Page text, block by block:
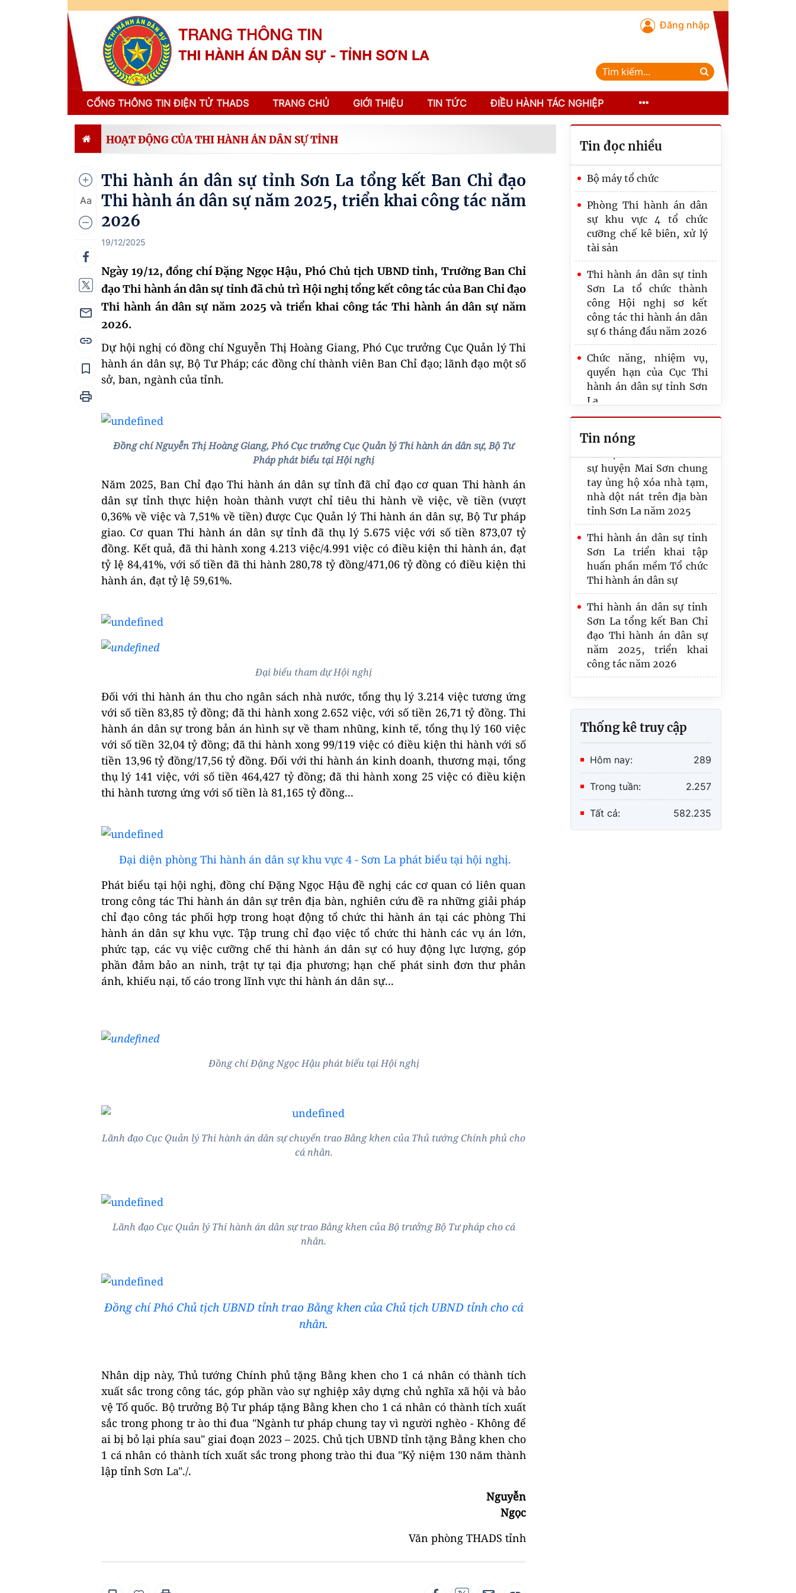
Đăng nhập
CỔNG THÔNG TIN ĐIỆN TỬ THADS TRANG CHỦ GIỚI THIỆU TIN TỨC ĐIỀU HÀNH TÁC NGHIỆP
HOẠT ĐỘNG CỦA THI HÀNH ÁN DÂN SỰ TỈNH
Aa
Thi hành án dân sự tỉnh Sơn La tổng kết Ban Chỉ đạo
Thi hành án dân sự năm 2025, triển khai công tác năm
2026
19/12/2025
Ngày 19/12, đồng chí Đặng Ngọc Hậu, Phó Chủ tịch UBND tỉnh, Trưởng Ban Chỉ
đạo Thi hành án dân sự tỉnh đã chủ trì Hội nghị tổng kết công tác của Ban Chỉ đạo
Thi hành án dân sự năm 2025 và triển khai công tác Thi hành án dân sự năm
2026.
Dự hội nghị có đồng chí Nguyễn Thị Hoàng Giang, Phó Cục trưởng Cục Quản lý Thi
hành án dân sự, Bộ Tư Pháp; các đồng chí thành viên Ban Chỉ đạo; lãnh đạo một số
sở, ban, ngành của tỉnh.
Đồng chí Nguyễn Thị Hoàng Giang, Phó Cục trưởng Cục Quản lý Thi hành án dân sự, Bộ Tư
Pháp phát biểu tại Hội nghị
Năm 2025, Ban Chỉ đạo Thi hành án dân sự tỉnh đã chỉ đạo cơ quan Thi hành án
dân sự tỉnh thực hiện hoàn thành vượt chỉ tiêu thi hành về việc, về tiền (vượt
0,36% về việc và 7,51% về tiền) được Cục Quản lý Thi hành án dân sự, Bộ Tư pháp
giao. Cơ quan Thi hành án dân sự tỉnh đã thụ lý 5.675 việc với số tiền 873,07 tỷ
đồng. Kết quả, đã thi hành xong 4.213 việc/4.991 việc có điều kiện thi hành án, đạt
tỷ lệ 84,41%, với số tiền đã thi hành 280,78 tỷ đồng/471,06 tỷ đồng có điều kiện thi
hành án, đạt tỷ lệ 59,61%.
Đại biểu tham dự Hội nghị
Đối với thi hành án thu cho ngân sách nhà nước, tổng thụ lý 3.214 việc tương ứng
với số tiền 83,85 tỷ đồng; đã thi hành xong 2.652 việc, với số tiền 26,71 tỷ đồng. Thi
hành án dân sự trong bản án hình sự về tham nhũng, kinh tế, tổng thụ lý 160 việc
với số tiền 32,04 tỷ đồng; đã thi hành xong 99/119 việc có điều kiện thi hành với số
tiền 13,96 tỷ đồng/17,56 tỷ đồng. Đối với thi hành án kinh doanh, thương mại, tổng
thụ lý 141 việc, với số tiền 464,427 tỷ đồng; đã thi hành xong 25 việc có điều kiện
thi hành tương ứng với số tiền là 81,165 tỷ đồng...
Đại diện phòng Thi hành án dân sự khu vực 4 - Sơn La phát biểu tại hội nghị.
Phát biểu tại hội nghị, đồng chí Đặng Ngọc Hậu đề nghị các cơ quan có liên quan
trong công tác Thi hành án dân sự trên địa bàn, nghiên cứu đề ra những giải pháp
chỉ đạo công tác phối hợp trong hoạt động tổ chức thi hành án tại các phòng Thi
hành án dân sự khu vực. Tập trung chỉ đạo việc tổ chức thi hành các vụ án lớn,
phức tạp, các vụ việc cưỡng chế thi hành án dân sự có huy động lực lượng, góp
phần đảm bảo an ninh, trật tự tại địa phương; hạn chế phát sinh đơn thư phản
ánh, khiếu nại, tố cáo trong lĩnh vực thi hành án dân sự...
Đồng chí Đặng Ngọc Hậu phát biểu tại Hội nghị
Lãnh đạo Cục Quản lý Thi hành án dân sự chuyển trao Bằng khen của Thủ tướng Chính phủ cho
cá nhân.
Lãnh đạo Cục Quản lý Thi hành án dân sự trao Bằng khen của Bộ trưởng Bộ Tư pháp cho cá
nhân.
Đồng chí Phó Chủ tịch UBND tỉnh trao Bằng khen của Chủ tịch UBND tỉnh cho cá
nhân.
Nhân dịp này, Thủ tướng Chính phủ tặng Bằng khen cho 1 cá nhân có thành tích
xuất sắc trong công tác, góp phần vào sự nghiệp xây dựng chủ nghĩa xã hội và bảo
vệ Tổ quốc. Bộ trưởng Bộ Tư pháp tặng Bằng khen cho 1 cá nhân có thành tích xuất
sắc trong phong tr ào thi đua "Ngành tư pháp chung tay vì người nghèo - Không để
ai bị bỏ lại phía sau" giai đoạn 2023 – 2025. Chủ tịch UBND tỉnh tặng Bằng khen cho
1 cá nhân có thành tích xuất sắc trong phong trào thi đua "Kỷ niệm 130 năm thành
lập tỉnh Sơn La"./.
Nguyễn
Ngọc
Văn phòng THADS tỉnh
Tin đọc nhiều
Bộ máy tổ chức
Phòng Thi hành án dân
sự khu vực 4 tổ chức
cưỡng chế kê biên, xử lý
tài sản
Thi hành án dân sự tỉnh
Sơn La tổ chức thành
công Hội nghị sơ kết
công tác thi hành án dân
sự 6 tháng đầu năm 2026
Chức năng, nhiệm vụ,
quyền hạn của Cục Thi
hành án dân sự tỉnh Sơn
La
sự khu vực 4 - Sơn La đẩy
nhanh tiến độ giải quyết
các vụ việc khó khăn,
phức tạp, kéo dài lập
thành tích cao hướng tới
kỷ niệm 80 năm Ngày
Truyền thống THADS, kỷ
niệm 81 năm Ngày
Truyền thống Ngành Tư
pháp
Công bố và trao Quyết
định bổ nhiệm Phó
Trưởng Thi hành án dân
sự tỉnh Sơn La
Tin nóng
Phòng Thi hành án dân
sự khu vực 4 tổ chức
cưỡng chế kê biên, xử lý
tài sản
Phòng Thi hành án dân
sự khu vực 4 tổ chức thi
hành án giao con thành
Chi cục Thi hành án dân
tay ủng hộ xóa nhà tạm,
nhà dột nát trên địa bàn
tỉnh Sơn La năm 2025
Thi hành án dân sự tỉnh
Sơn La triển khai tập
huấn phần mềm Tổ chức
Thi hành án dân sự
Thi hành án dân sự tỉnh
Sơn La tổng kết Ban Chỉ
đạo Thi hành án dân sự
năm 2025, triển khai
công tác năm 2026
Thống kê truy cập
Hôm nay: 289
Trong tuần: 2.257
Tất cả: 582.235